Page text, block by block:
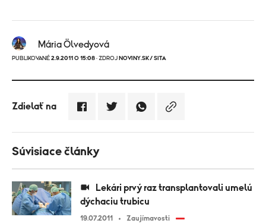
Mária Ölvedyová
PUBLIKOVANÉ 2.9.2011 O 15:08 · ZDROJ NOVINY.SK/ SITA
Zdielať na
Súvisiace články
dýchaciu trubicu
19.07.2011 Zaujímavosti